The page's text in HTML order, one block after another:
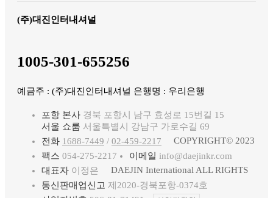
(주)대진인터내셔널
1005-301-655256
예금주 : (주)대진인터내셔널 은행명 : 우리은행
포항 본사 경북 포항시 남구 효성로 15번길 15
서울 쇼룸 서울특별시 강남구 가로수길 69
전화 1688-7449 / 02-459-2217
팩스 054-275-2217 이메일 info@daejinkr.com
대표자 이정은
통신판매업신고 제2020-경북포항-0374호
COPYRIGHT© 2023
DAEJIN International ALL RIGHTS